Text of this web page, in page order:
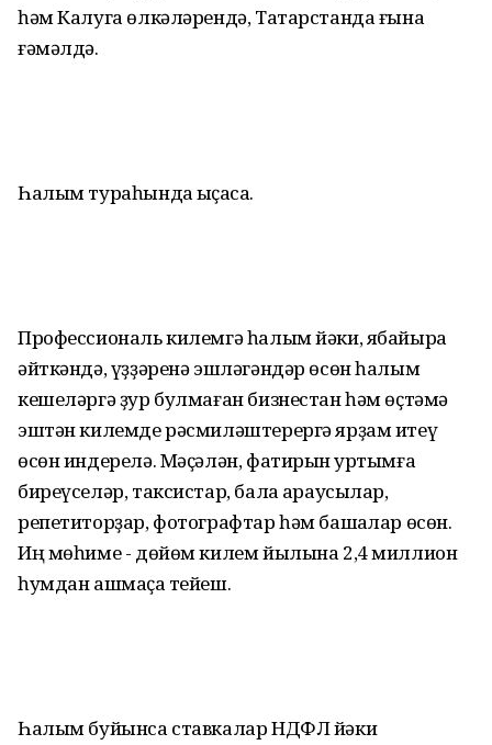
һәм Калуга өлкәләрендә, Татарстанда ғына
ғәмәлдә.
Һалым тураһында ҡыҫҡаса.
Профессиональ килемгә һалым йәки, ябайыраҡ
әйткәндә, үҙҙәренә эшләгәндәр өсөн һалым
кешеләргә ҙур булмаған бизнестан һәм өҫтәмә
эштән килемде рәсмиләштерергә ярҙам итеү
өсөн индерелә. Мәҫәлән, фатирын ҡуртымға
биреүселәр, таксистар, бала ҡараусылар,
репетиторҙар, фотографтар һәм башҡалар өсөн.
Иң мөһиме - дөйөм килем йылына 2,4 миллион
һумдан ашмаҫҡа тейеш.
Һалым буйынса ставкалар НДФЛ йәки